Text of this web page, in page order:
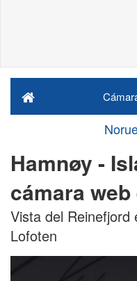
Hamnøy -
cámara
Vista del Reinefjord
Lofoten